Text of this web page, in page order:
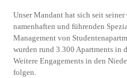
Unser Mandant hat sich seit
namenhaften und führenden
Management von
wurden rund 3.300 Apartments in
Weitere Engagements in den
folgen.